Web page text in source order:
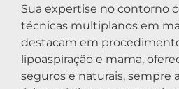
Sua expertise no contorno
técnicas multiplanos em
destacam em
lipoaspiração e mama,
seguros e naturais, sempre